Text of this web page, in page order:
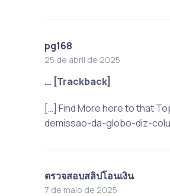
pg168
25 de abril de 2025
… [Trackback]
[…] Find More here to that
demissao-da-globo-diz-
ตรวจสอบสลิปโอนเงิน
7 de maio de 2025